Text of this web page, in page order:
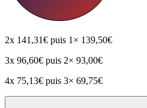
2x 141,31€ puis 1× 139,50€
3x 96,60€ puis 2× 93,00€
4x 75,13€ puis 3× 69,75€